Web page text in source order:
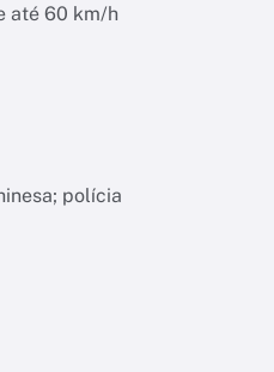
até 60 km/h
polícia